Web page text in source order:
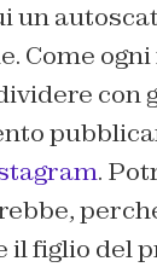
un
Come
con
.
il figlio del